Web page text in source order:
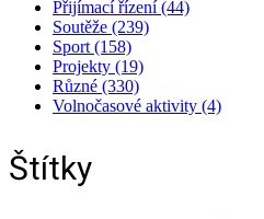
Přijímací řízení (44)
Soutěže (239)
Sport (158)
Projekty (19)
Různé (330)
Volnočasové aktivity (4)
Štítky